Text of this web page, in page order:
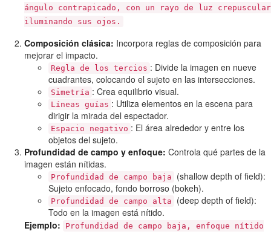
ángulo contrapicado, con un rayo de luz crepuscular
iluminando sus ojos.
Composición clásica: Incorpora reglas de composición para
mejorar el impacto.
Regla de los tercios : Divide la imagen en nueve
cuadrantes, colocando el sujeto en las intersecciones.
Simetría : Crea equilibrio visual.
Líneas guías : Utiliza elementos en la escena para
dirigir la mirada del espectador.
Espacio negativo : El área alrededor y entre los
objetos del sujeto.
Profundidad de campo y enfoque: Controla qué partes de la
imagen están nítidas.
Profundidad de campo baja
(shallow depth of field):
Sujeto enfocado, fondo borroso (bokeh).
Profundidad de campo alta
(deep depth of field):
Todo en la imagen está nítido.
Ejemplo:
Profundidad de campo baja, enfoque nítido